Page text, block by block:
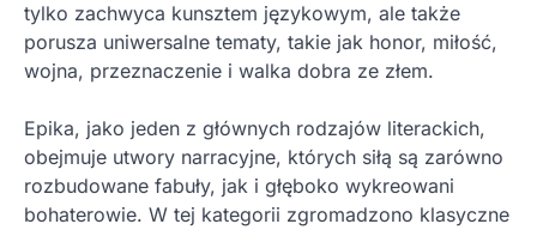
tylko zachwyca kunsztem językowym, ale także
porusza uniwersalne tematy, takie jak honor, miłość,
wojna, przeznaczenie i walka dobra ze złem.
Epika, jako jeden z głównych rodzajów literackich,
obejmuje utwory narracyjne, których siłą są zarówno
rozbudowane fabuły, jak i głęboko wykreowani
bohaterowie. W tej kategorii zgromadzono klasyczne